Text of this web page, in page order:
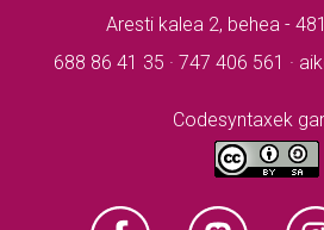
Aresti kalea 2, behea -
688 86 41 35 · 747 406 561 ·
Codesyntaxek